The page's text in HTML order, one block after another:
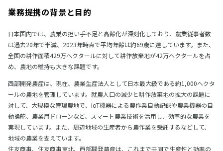
業務提携の背景と目的
日本国内では、農業の担い手不足と高齢化が深刻化しており、農業従事者数
は過去20年で半減、2023年時点で平均年齢は約69歳に達しています。また、
全国の耕作面積429万ヘクタールに対して耕作放棄地が42万ヘクタールを占
め、農地の維持も大きな課題です。
西部開発農産は、現在、農業生産法人として日本最大級である約1,000ヘクタ
ールの農地を管理しています。就農人口の減少と耕作放棄地の拡大の課題に
対して、大規模な管理農地で、IoT機器による農作業自動記録や農業機器の自
動操舵、農業用ドローンなど、スマート農業技術を活用し、効率的な農業を
実現しています。また、周辺地域の生産者から農作業を受託するなどして、
地域の農業を支えています。
住友商事、住友商事東北、西部開発農産は、これまで共同で生産性と効率の